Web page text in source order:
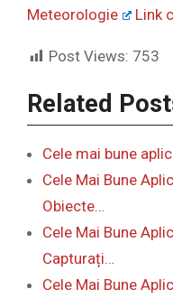
Meteorologie
Link
Post Views: 753
Related
Cele mai bune
Cele Mai Bune
Obiecte…
Cele Mai Bune
Capturați…
Cele Mai Bune